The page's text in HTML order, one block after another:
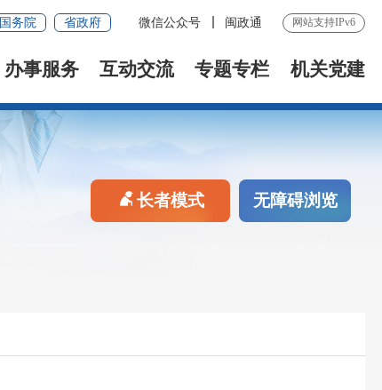
国务院 省政府 微信公众号 闽政通 网站支持IPv6
办事服务 互动交流 专题专栏 机关党建
长者模式 无障碍浏览